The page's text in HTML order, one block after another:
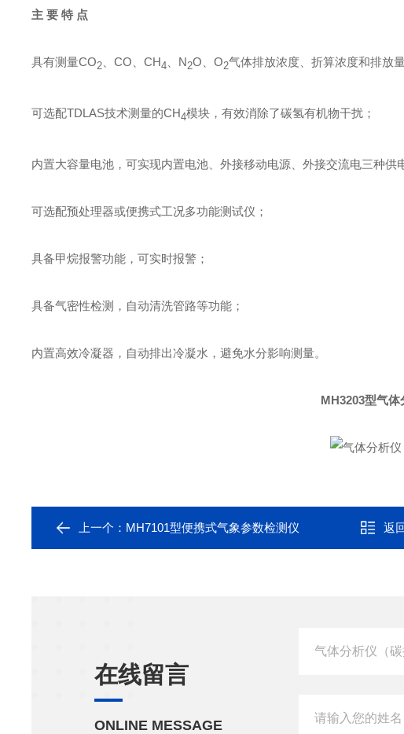
主 要 特 点
具有测量CO2 、CO、CH4 、N2O、O2气体排放浓度、折算浓度和排放
可选配TDLAS技术测量的CH4模块，有效消除了碳氢有机物干扰；
内置大容量电池，可实现内置电池、外接移动电源、外接交流电三种供
可选配预处理器或便携式工况多功能测试仪；
具备甲烷报警功能，可实时报警；
具备气密性检测，自动清洗管路等功能；
内置高效冷凝器，自动排出冷凝水，避免水分影响测量。
MH3203型气体
上一个： MH7101型便携式气象参数检测仪 返
在线留言
ONLINE MESSAGE